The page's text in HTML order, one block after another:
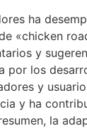
ha
«chicken
y
por los
y
y ha
la